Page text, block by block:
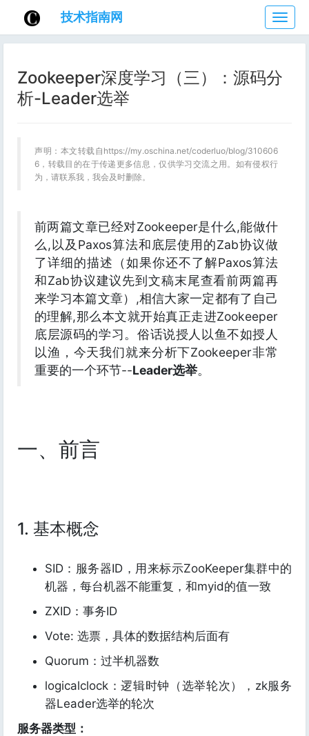
技
术
指
网
技术指南网
Zookeeper深度学习（三）：源码分
析-Leader选举
声明：本文转载自https://my.oschina.net/coderluo/blog/310606
6，转载目的在于传递更多信息，仅供学习交流之用。如有侵权行
为，请联系我，我会及时删除。
前两篇文章已经对Zookeeper是什么,能做什
么,以及Paxos算法和底层使用的Zab协议做
了详细的描述（如果你还不了解Paxos算法
和Zab协议建议先到文稿末尾查看前两篇再
来学习本篇文章）,相信大家一定都有了自己
的理解,那么本文就开始真正走进Zookeeper
底层源码的学习。俗话说授人以鱼不如授人
以渔，今天我们就来分析下Zookeeper非常
重要的一个环节--Leader选举。
一、前言
1. 基本概念
SID：服务器ID，用来标示ZooKeeper集群中的
机器，每台机器不能重复，和myid的值一致
ZXID：事务ID
Vote: 选票，具体的数据结构后面有
Quorum：过半机器数
logicalclock：逻辑时钟（选举轮次），zk服务
器Leader选举的轮次
服务器类型：